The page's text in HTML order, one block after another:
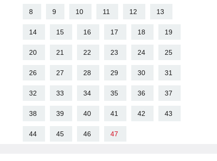
8 9 10 11 12 13
14 15 16 17 18 19
20 21 22 23 24 25
26 27 28 29 30 31
32 33 34 35 36 37
38 39 40 41 42 43
44 45 46 47